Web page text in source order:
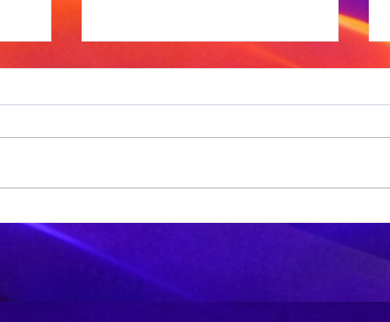
Sneeu word in
dele van die VS
verwag